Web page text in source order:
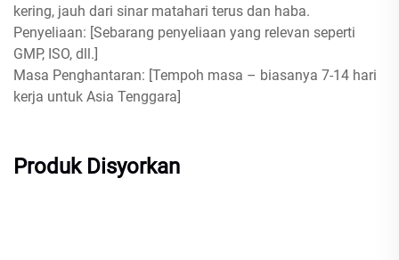
kering, jauh dari sinar matahari terus dan haba.
Penyeliaan: [Sebarang penyeliaan yang relevan seperti
GMP, ISO, dll.]
Masa Penghantaran: [Tempoh masa – biasanya 7-14 hari
kerja untuk Asia Tenggara]
Produk Disyorkan